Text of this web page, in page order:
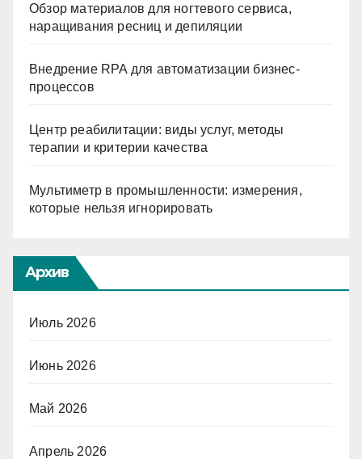
Обзор материалов для ногтевого сервиса,
наращивания ресниц и депиляции
Внедрение RPA для автоматизации бизнес-
процессов
Центр реабилитации: виды услуг, методы
терапии и критерии качества
Мультиметр в промышленности: измерения,
которые нельзя игнорировать
Архив
Июль 2026
Июнь 2026
Май 2026
Апрель 2026